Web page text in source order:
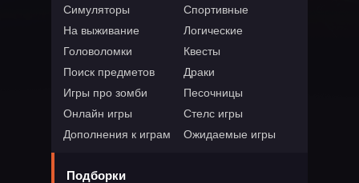
Симуляторы
Спортивные
На выживание
Логические
Головоломки
Квесты
Поиск предметов
Драки
Игры про зомби
Песочницы
Онлайн игры
Стелс игры
Дополнения к играм
Ожидаемые игры
Подборки